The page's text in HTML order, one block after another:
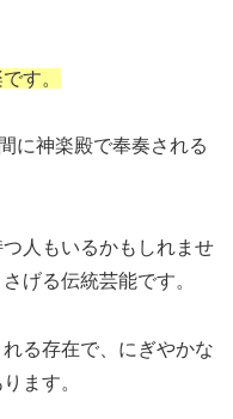
す。
に神楽殿で奉奏される
人もいるかもしれませ
げる伝統芸能です。
る存在で、にぎやかな
ます。